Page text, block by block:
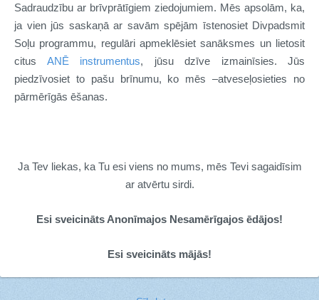
Sadraudzību ar brīvprātīgiem ziedojumiem. Mēs apsolām, ka,
ja vien jūs saskaņā ar savām spējām īstenosiet Divpadsmit
Soļu programmu, regulāri apmeklēsiet sanāksmes un lietosit
citus ANĒ instrumentus, jūsu dzīve izmainīsies. Jūs
piedzīvosiet to pašu brīnumu, ko mēs –atveseļosieties no
pārmērīgās ēšanas.
Ja Tev liekas, ka Tu esi viens no mums, mēs Tevi sagaidīsim
ar atvērtu sirdi.
Esi sveicināts Anonīmajos Nesamērīgajos ēdājos!
Esi sveicināts mājās!